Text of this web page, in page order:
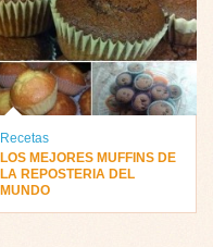
Recetas
LOS MEJORES MUFFINS DE
LA REPOSTERIA DEL
MUNDO